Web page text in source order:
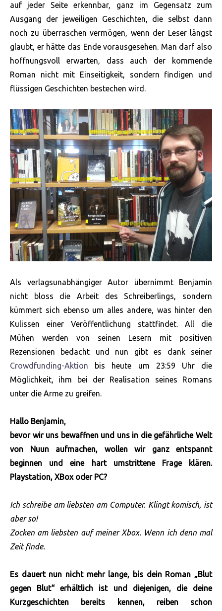
auf jeder Seite erkennbar, ganz im Gegensatz zum
Ausgang der jeweiligen Geschichten, die selbst dann
noch zu überraschen vermögen, wenn der Leser längst
glaubt, er hätte das Ende vorausgesehen. Man darf also
hoffnungsvoll erwarten, dass auch der kommende
Roman nicht mit Einseitigkeit, sondern findigen und
flüssigen Geschichten bestechen wird.
Als verlagsunabhängiger Autor übernimmt Benjamin
nicht bloss die Arbeit des Schreiberlings, sondern
kümmert sich ebenso um alles andere, was hinter den
Kulissen einer Veröffentlichung stattfindet. All die
Mühen werden von seinen Lesern mit positiven
Rezensionen bedacht und nun gibt es dank seiner
Crowdfunding-Aktion bis heute um 23:59 Uhr die
Möglichkeit, ihm bei der Realisation seines Romans
unter die Arme zu greifen.
Hallo Benjamin,
bevor wir uns bewaffnen und uns in die gefährliche Welt
von Nuun aufmachen, wollen wir ganz entspannt
beginnen und eine hart umstrittene Frage klären.
Playstation, XBox oder PC?
Ich schreibe am liebsten am Computer. Klingt komisch, ist
aber so!
Zocken am liebsten auf meiner Xbox. Wenn ich denn mal
Zeit finde.
Es dauert nun nicht mehr lange, bis dein Roman „Blut
gegen Blut“ erhältlich ist und diejenigen, die deine
Kurzgeschichten bereits kennen, reiben schon